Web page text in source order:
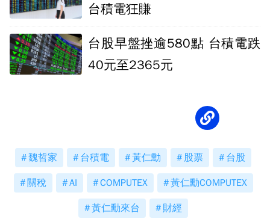
台積電狂賺
台股早盤挫逾580點 台積電跌
40元至2365元
魏哲家 台積電 黃仁勳 股票 台股
關稅 AI COMPUTEX 黃仁勳COMPUTEX
黃仁勳來台 財經